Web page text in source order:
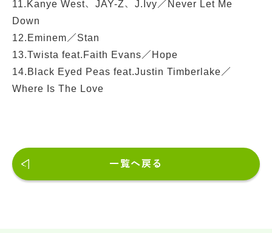
11.Kanye West、JAY-Z、J.Ivy／Never Let Me
Down
12.Eminem／Stan
13.Twista feat.Faith Evans／Hope
14.Black Eyed Peas feat.Justin Timberlake／
Where Is The Love
一覧へ戻る